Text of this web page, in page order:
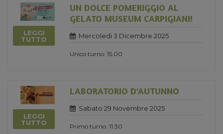
LEGGI
TUTTO
UN DOLCE POMERIGGIO AL
GELATO MUSEUM CARPIGIANI!
Mercoledi 3 Dicembre 2025
Unico turno: 15.00
LEGGI
TUTTO
LABORATORIO D'AUTUNNO
Sabato 29 Novembre 2025
Primo turno: 11.30